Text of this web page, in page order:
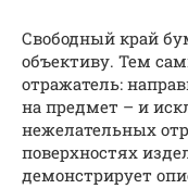
Свободный край
объективу. Тем
отражатель:
на предмет – и
нежелательных
поверхностях
демонстрирует